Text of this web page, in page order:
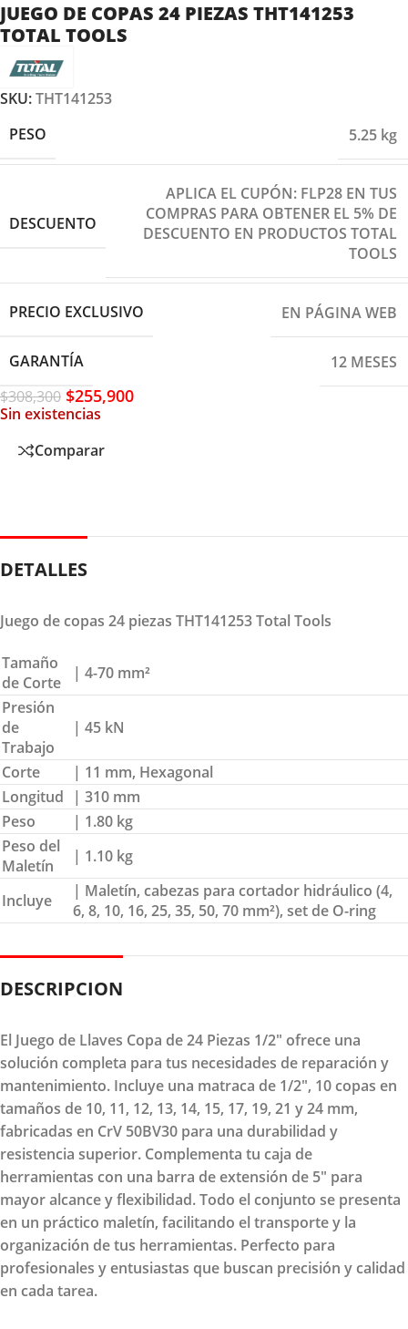
JUEGO DE COPAS 24 PIEZAS THT141253
TOTAL TOOLS
SKU:THT141253
PESO
5.25 kg
DESCUENTO
APLICA EL CUPÓN: FLP28 EN TUS
COMPRAS PARA OBTENER EL 5% DE
DESCUENTO EN PRODUCTOS TOTAL
TOOLS
PRECIO EXCLUSIVO EN PÁGINA WEB
GARANTÍA
12 MESES
$308,300 $255,900
Sin existencias
Comparar
DETALLES
Juego de copas 24 piezas THT141253 Total Tools
Tamaño
de Corte
| 4-70 mm²
Presión
de
Trabajo
| 45 kN
Corte
| 11 mm, Hexagonal
Longitud
| 310 mm
Peso
| 1.80 kg
Peso del
Maletín
| 1.10 kg
Incluye
| Maletín, cabezas para cortador hidráulico (4,
6, 8, 10, 16, 25, 35, 50, 70 mm²), set de O-ring
DESCRIPCION
El Juego de Llaves Copa de 24 Piezas 1/2" ofrece una
solución completa para tus necesidades de reparación y
mantenimiento. Incluye una matraca de 1/2", 10 copas en
tamaños de 10, 11, 12, 13, 14, 15, 17, 19, 21 y 24 mm,
fabricadas en CrV 50BV30 para una durabilidad y
resistencia superior. Complementa tu caja de
herramientas con una barra de extensión de 5" para
mayor alcance y flexibilidad. Todo el conjunto se presenta
en un práctico maletín, facilitando el transporte y la
organización de tus herramientas. Perfecto para
profesionales y entusiastas que buscan precisión y calidad
en cada tarea.